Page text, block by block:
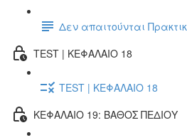
Δεν απαιτούνται
TEST | ΚΕΦΑΛΑΙΟ 18
TEST | ΚΕΦΑΛΑΙΟ 18
ΚΕΦΑΛΑΙΟ 19: ΒΑΘΟΣ ΠΕΔΙΟΥ